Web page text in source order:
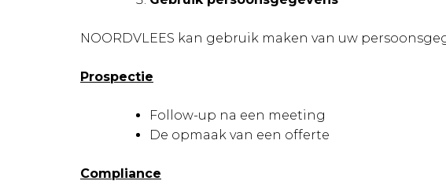
NOORDVLEES kan gebruik maken van uw
Prospectie
Follow-up na een meeting
De opmaak van een offerte
Compliance